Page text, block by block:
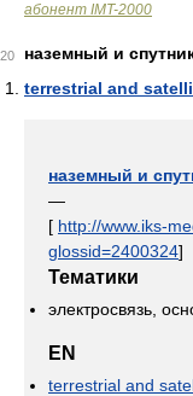
абонент IMT-2000
20
наземный и
terrestrial and
наземный и
—
[ http://www.iks-
glossid=2400324]
Тематики
электросвязь,
EN
terrestrial and